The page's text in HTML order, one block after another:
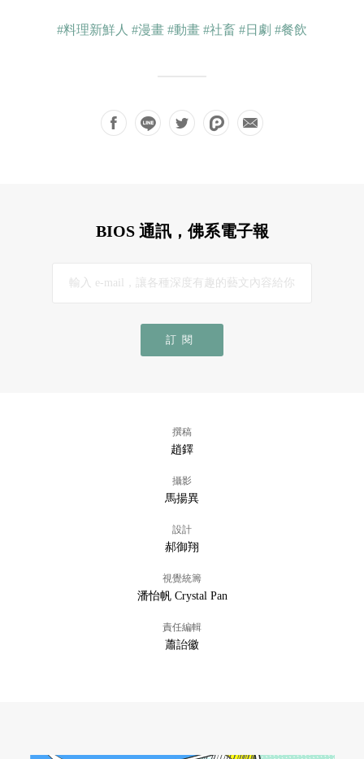
#料理新鮮人 #漫畫 #動畫 #社畜 #日劇 #餐飲
BIOS 通訊，佛系電子報
訂閱
撰稿
趙鐸
攝影
馬揚異
設計
郝御翔
視覺統籌
潘怡帆 Crystal Pan
責任編輯
蕭詒徽